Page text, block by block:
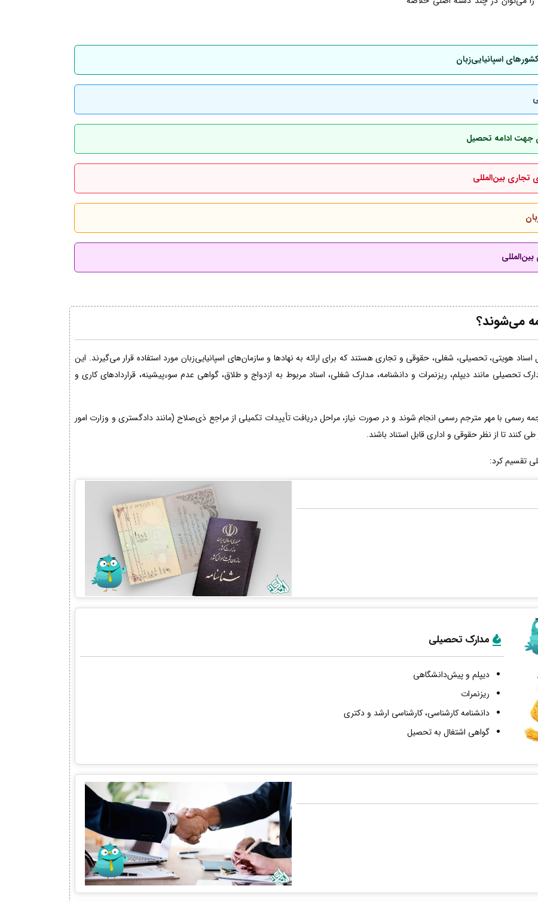
اسپانیایی‌زبان
جهت ادامه تحصیل
تجاری بین‌المللی
می‌شوند؟
هویتی، تحصیلی، شغلی، حقوقی و تجاری هستند که برای ارائه به نهادها و سازمان‌های اسپانیایی‌زبان مورد استفاده قرار می‌گیرند. این
تحصیلی مانند دیپلم، ریزنمرات و دانشنامه، مدارک شغلی، اسناد مربوط به ازدواج و طلاق، گواهی عدم سوءپیشینه، قراردادهای کاری و
با مهر مترجم رسمی انجام شوند و در صورت نیاز، مراحل دریافت تأییدات تکمیلی از مراجع ذی‌صلاح (مانند دادگستری و وزارت امور
کنند تا از نظر حقوقی و اداری قابل استناد باشند.
تقسیم کرد:
مدارک تحصیلی
دیپلم و پیش‌دانشگاهی
ریزنمرات
دانشنامه کارشناسی، کارشناسی ارشد و دکتری
گواهی اشتغال به تحصیل